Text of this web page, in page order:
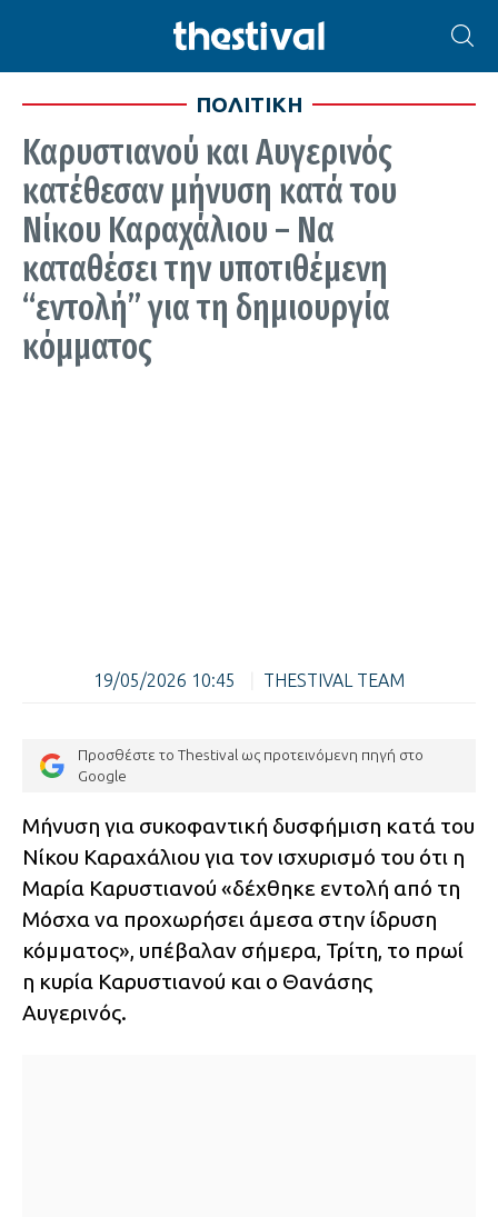
ΠΟΛΙΤΙΚΗ
Καρυστιανού και Αυγερινός
κατέθεσαν μήνυση κατά του
Νίκου Καραχάλιου – Να
καταθέσει την υποτιθέμενη
“εντολή” για τη δημιουργία
κόμματος
19/05/2026 10:45 THESTIVAL TEAM
Προσθέστε το Thestival ως προτεινόμενη πηγή στο
Google
Μήνυση για συκοφαντική δυσφήμιση κατά του
Νίκου Καραχάλιου για τον ισχυρισμό του ότι η
Μαρία Καρυστιανού «δέχθηκε εντολή από τη
Μόσχα να προχωρήσει άμεσα στην ίδρυση
κόμματος», υπέβαλαν σήμερα, Τρίτη, το πρωί
η κυρία Καρυστιανού και ο Θανάσης
Αυγερινός.